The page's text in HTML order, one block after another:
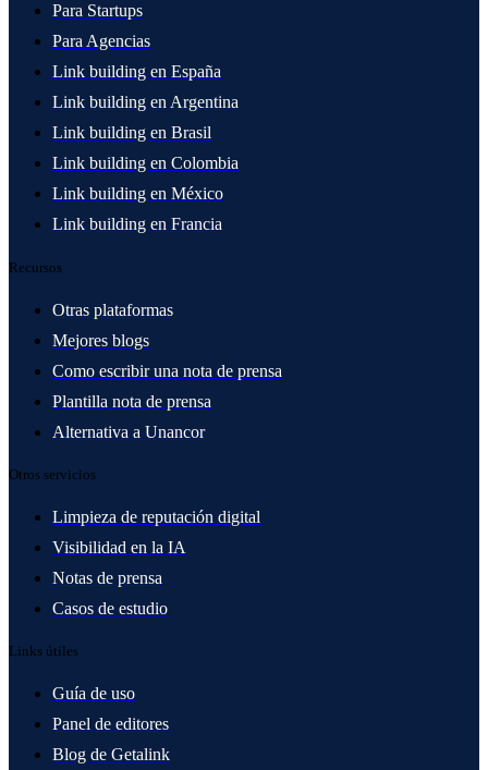
Para Startups
Para Agencias
Link building en España
Link building en Argentina
Link building en Brasil
Link building en Colombia
Link building en México
Link building en Francia
Recursos
Otras plataformas
Mejores blogs
Como escribir una nota de prensa
Plantilla nota de prensa
Alternativa a Unancor
Otros servicios
Limpieza de reputación digital
Visibilidad en la IA
Notas de prensa
Casos de estudio
Links útiles
Guía de uso
Panel de editores
Blog de Getalink